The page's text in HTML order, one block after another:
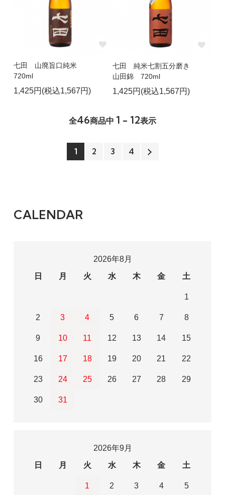
七田 山廃旨口純米
720ml
1,425円(税込1,567円)
七田 純米七割五分磨き
山田錦 720ml
1,425円(税込1,567円)
全46商品中 1 - 12表示
1 2 3 4
CALENDAR
2026年8月
日
月 火 水 木 金 土
1
2 3 4 5 6 7 8
9 10 11 12 13 14 15
16 17 18 19 20 21 22
23 24 25 26 27 28 29
30 31
2026年9月
日
月 火 水 木 金 土
1 2 3 4 5